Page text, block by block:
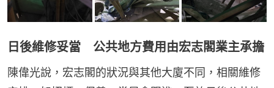
日後維修妥當 公共地方費用由宏志閣業主承擔
陳偉光說，宏志閣的狀況與其他大廈不同，相關維修